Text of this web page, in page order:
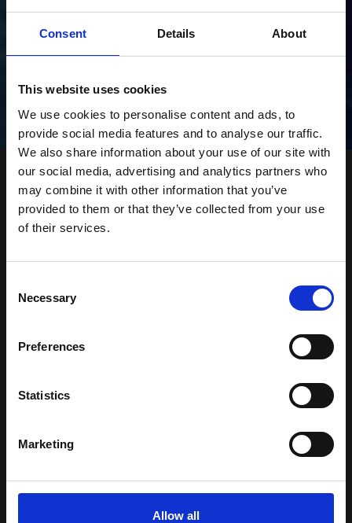
Consent Details About
This website uses cookies
We use cookies to personalise content and ads, to
provide social media features and to analyse our traffic.
We also share information about your use of our site with
our social media, advertising and analytics partners who
may combine it with other information that you’ve
provided to them or that they’ve collected from your use
of their services.
Selection
Necessary
Preferences
Statistics
Marketing
Allow all
DJ műsorrendelés,
ajánlatkérés:
E-mail:info@djrobin.hu